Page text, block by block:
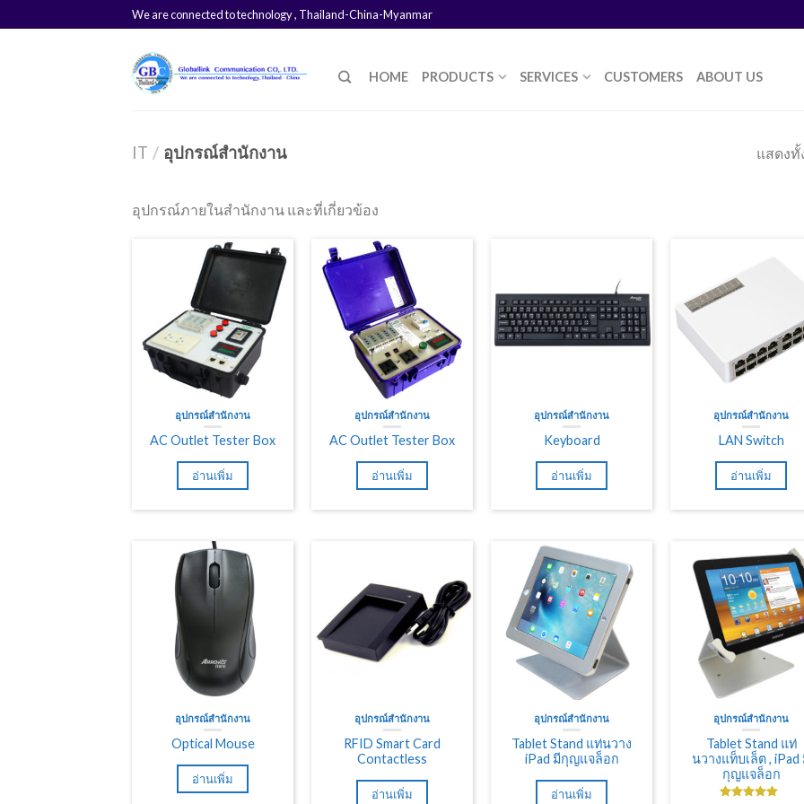
We are connected to technology , Thailand-China-Myanmar
HOME PRODUCTS SERVICES CUSTOMERS ABOUT US
IT / อุปกรณ์สำนักงาน แสดง
อุปกรณ์ภายในสำนักงาน และที่เกี่ยวข้อง
อุปกรณ์สำนักงาน
AC Outlet Tester Box
อ่านเพิ่ม
อุปกรณ์สำนักงาน
AC Outlet Tester Box
อ่านเพิ่ม
อุปกรณ์สำนักงาน
Keyboard
อ่านเพิ่ม
อุปกรณ์สำนักงาน
LAN Switch
อ่านเพิ่ม
อุปกรณ์สำนักงาน
Optical Mouse
อ่านเพิ่ม
อุปกรณ์สำนักงาน
RFID Smart Card
Contactless
อ่านเพิ่ม
อุปกรณ์สำนักงาน
Tablet Stand แท่นวาง
iPad มีกุญแจล็อก
อ่านเพิ่ม
อุปกรณ์สำนักงาน
Tablet Stand แท่
นวางแท็บเล็ต , iPad
กุญแจล็อก